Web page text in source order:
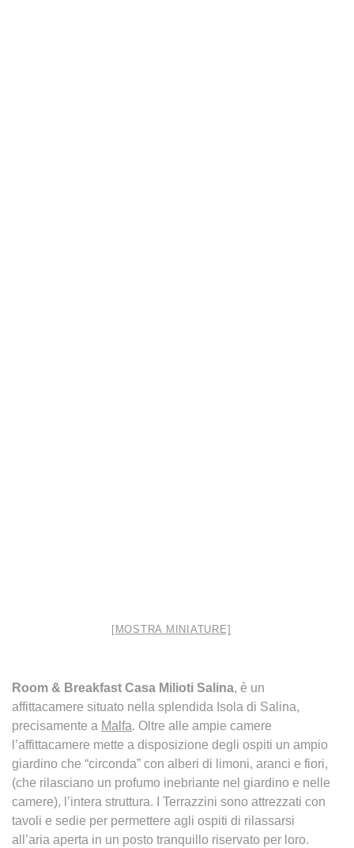
[MOSTRA MINIATURE]
Room & Breakfast Casa Milioti Salina, è un
affittacamere situato nella splendida Isola di Salina,
precisamente a Malfa. Oltre alle ampie camere
l’affittacamere mette a disposizione degli ospiti un ampio
giardino che “circonda” con alberi di limoni, aranci e fiori,
(che rilasciano un profumo inebriante nel giardino e nelle
camere), l’intera struttura. I Terrazzini sono attrezzati con
tavoli e sedie per permettere agli ospiti di rilassarsi
all’aria aperta in un posto tranquillo riservato per loro.